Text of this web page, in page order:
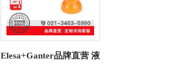
Elesa+Ganter品牌直营 液